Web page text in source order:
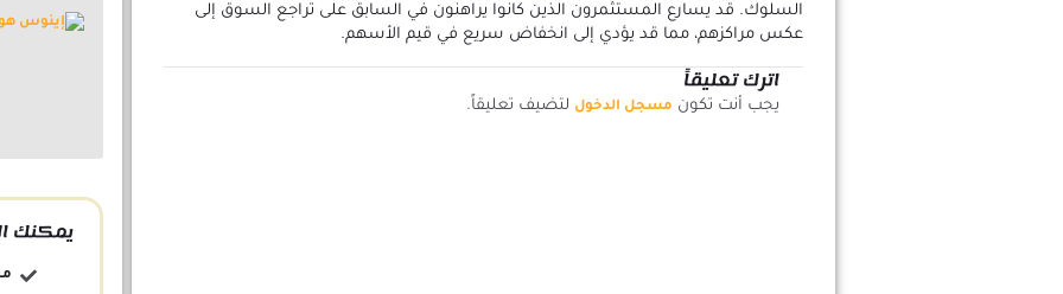
السلوك. قد يسارع المستثمرون الذين كانوا يراهنون في السابق على تراجع السوق إلى
عكس مراكزهم، مما قد يؤدي إلى انخفاض سريع في قيم الأسهم.
اترك تعليقاً
يجب أنت تكون مسجل الدخول لتضيف تعليقاً.
يمكنك